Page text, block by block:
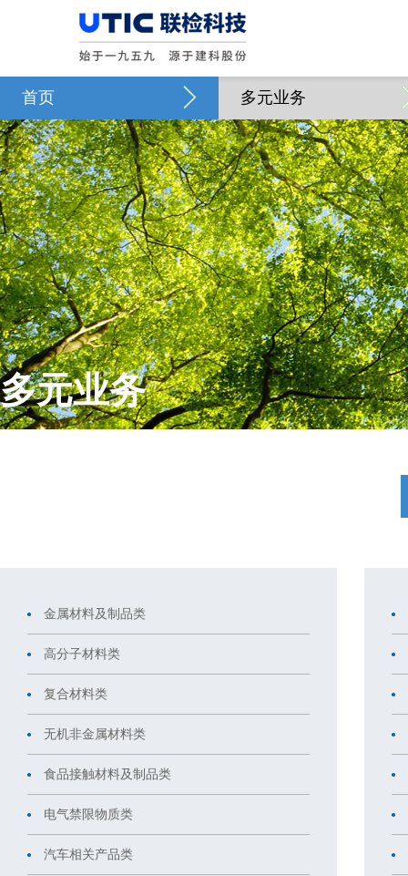
首页 多元业务
多元业务
金属材料及制品类
高分子材料类
复合材料类
无机非金属材料类
食品接触材料及制品类
电气禁限物质类
汽车相关产品类